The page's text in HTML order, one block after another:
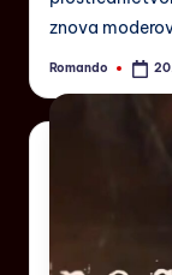
znova
Romando